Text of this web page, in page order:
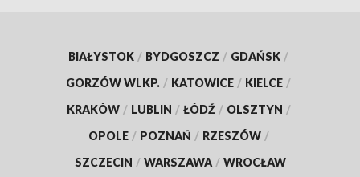
BIAŁYSTOK / BYDGOSZCZ / GDAŃSK /
GORZÓW WLKP. / KATOWICE / KIELCE /
KRAKÓW / LUBLIN / ŁÓDŹ / OLSZTYN /
OPOLE / POZNAŃ / RZESZÓW /
SZCZECIN / WARSZAWA / WROCŁAW